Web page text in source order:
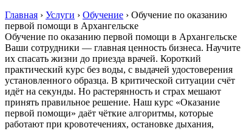
Главная › Услуги › Обучение › Обучение по оказанию
первой помощи в Архангельске
Обучение по оказанию первой помощи в Архангельске
Ваши сотрудники — главная ценность бизнеса. Научите
их спасать жизни до приезда врачей. Короткий
практический курс без воды, с выдачей удостоверения
установленного образца. В критической ситуации счёт
идёт на секунды. Но растерянность и страх мешают
принять правильное решение. Наш курс «Оказание
первой помощи» даёт чёткие алгоритмы, которые
работают при кровотечениях, остановке дыхания,